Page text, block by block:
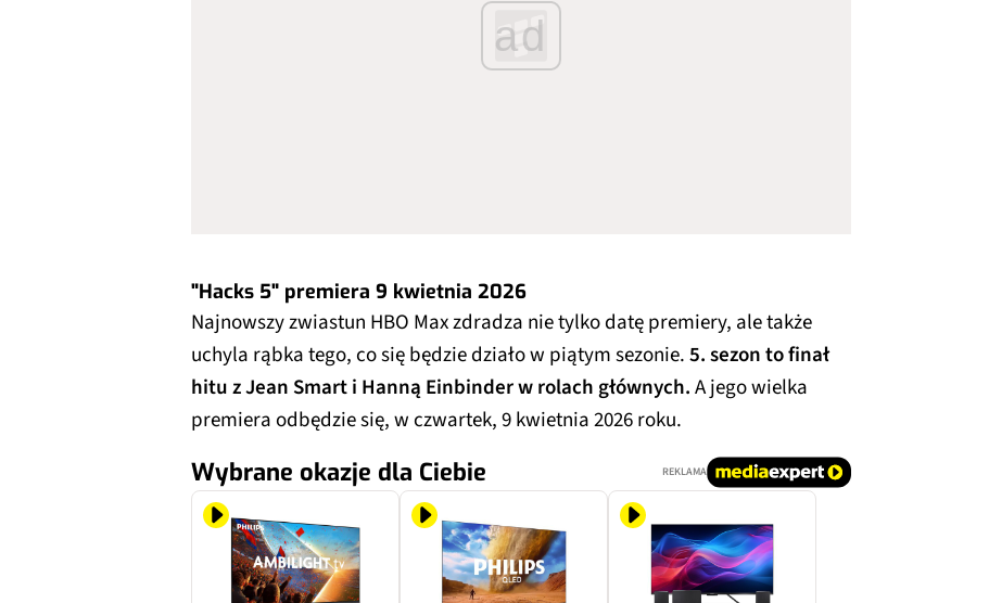
ad
"Hacks 5" premiera 9 kwietnia 2026
Najnowszy zwiastun HBO Max zdradza nie tylko datę premiery, ale także
uchyla rąbka tego, co się będzie działo w piątym sezonie.5. sezon to finał
hitu z Jean Smart i Hanną Einbinder w rolach głównych.A jego wielka
premiera odbędzie się, w czwartek, 9 kwietnia 2026 roku.
Wybrane okazje dla Ciebie REKLAMA